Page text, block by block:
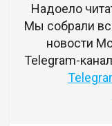
Надоело
Мы собрали
новости
Telegram-